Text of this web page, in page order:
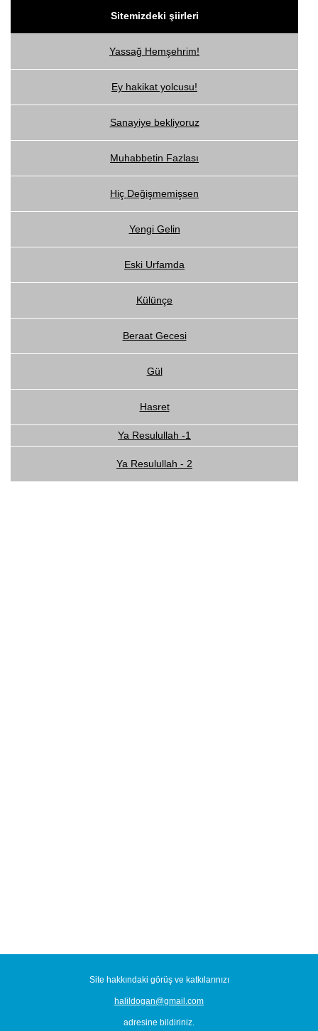
Sitemizdeki şiirleri
Yassağ Hemşehrim!
Ey hakikat yolcusu!
Sanayiye bekliyoruz
Muhabbetin Fazlası
Hiç Değişmemişsen
Yengi Gelin
Eski Urfamda
Külünçe
Beraat Gecesi
Gül
Hasret
Ya Resulullah -1
Ya Resulullah - 2
Site hakkındaki görüş ve katkılarınızı
halildogan@gmail.com
adresine bildiriniz.